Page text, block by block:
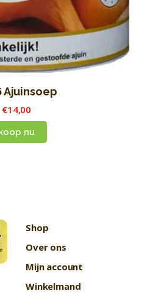
Ajuinsoep
€14,00
koop nu
Shop
Over ons
Mijn account
Winkelmand